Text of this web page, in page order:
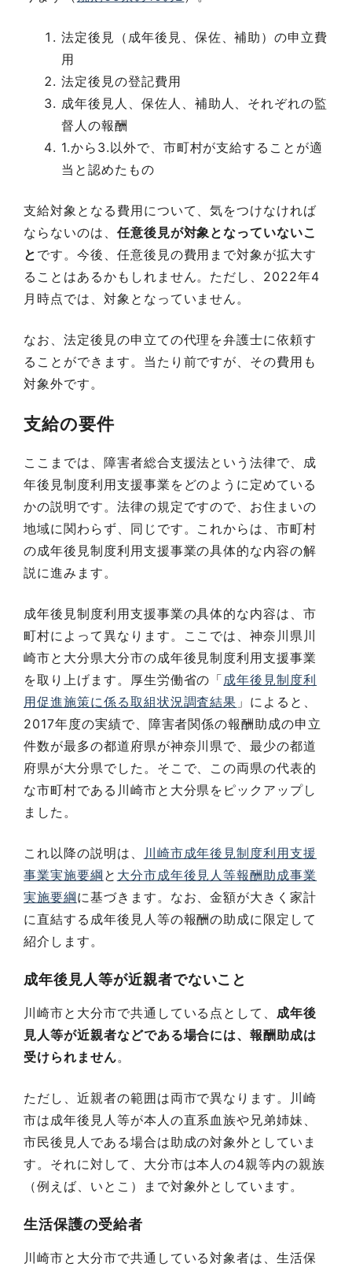
法定後見（成年後見、保佐、補助）の申立費
用
法定後見の登記費用
成年後見人、保佐人、補助人、それぞれの監
督人の報酬
1.から3.以外で、市町村が支給することが適
当と認めたもの
支給対象となる費用について、気をつけなければ
ならないのは、 任意後見が対象となっていないこ
と です。今後、任意後見の費用まで対象が拡大す
ることはあるかもしれません。ただし、2022年4
月時点では、対象となっていません。
なお、法定後見の申立ての代理を弁護士に依頼す
ることができます。当たり前ですが、その費用も
対象外です。
支給の要件
ここまでは、障害者総合支援法という法律で、成
年後見制度利用支援事業をどのように定めている
かの説明です。法律の規定ですので、お住まいの
地域に関わらず、同じです。これからは、市町村
の成年後見制度利用支援事業の具体的な内容の解
説に進みます。
成年後見制度利用支援事業の具体的な内容は、市
町村によって異なります。ここでは、神奈川県川
崎市と大分県大分市の成年後見制度利用支援事業
を取り上げます。厚生労働省の「成年後見制度利
用促進施策に係る取組状況調査結果 」によると、
2017年度の実績で、障害者関係の報酬助成の申立
件数が最多の都道府県が神奈川県で、最少の都道
府県が大分県でした。そこで、この両県の代表的
な市町村である川崎市と大分県をピックアップし
ました。
これ以降の説明は、
川崎市成年後見制度利用支援
事業実施要綱 と 大分市成年後見人等報酬助成事業
実施要綱に基づきます。なお、金額が大きく家計
に直結する成年後見人等の報酬の助成に限定して
紹介します。
成年後見人等が近親者でないこと
川崎市と大分市で共通している点として、 成年後
見人等が近親者などである場合には、報酬助成は
受けられません。
ただし、近親者の範囲は両市で異なります。川崎
市は成年後見人等が本人の直系血族や兄弟姉妹、
市民後見人である場合は助成の対象外としていま
す。それに対して、大分市は本人の4親等内の親族
（例えば、いとこ）まで対象外としています。
生活保護の受給者
川崎市と大分市で共通している対象者は、生活保